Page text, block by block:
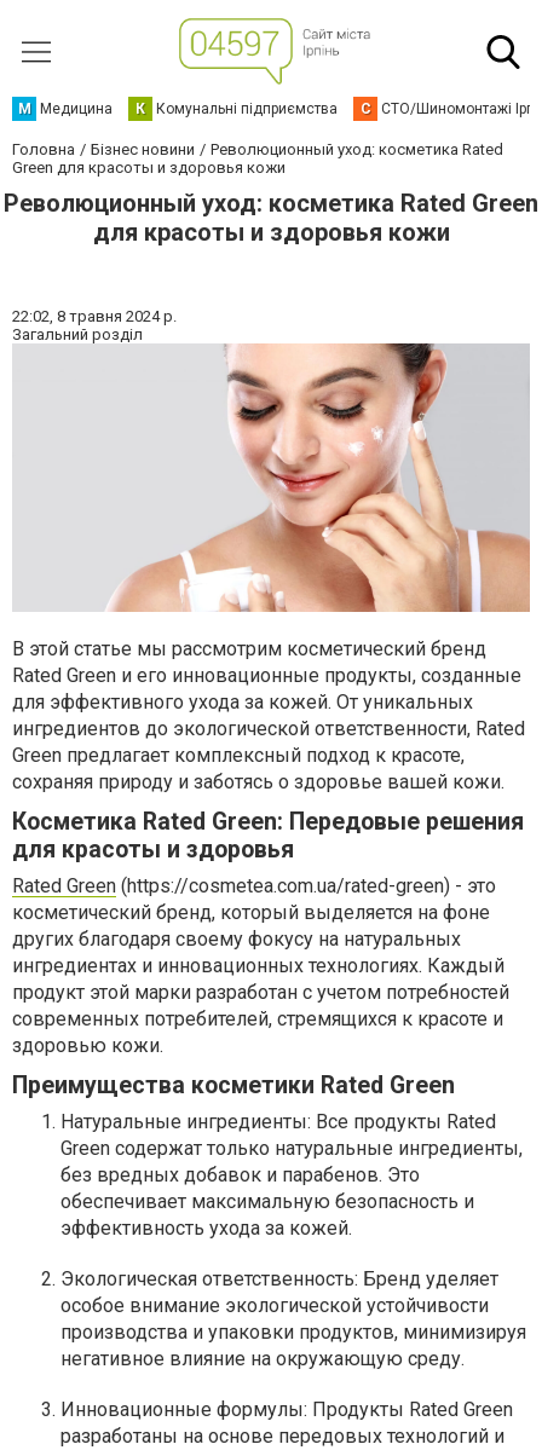
М Медицина К Комунальні підприємства С СТО/Шиномонтажі
Головна Бізнес новини
Революционный уход: косметика Rated
Green для красоты и здоровья кожи
Революционный уход: косметика Rated Green
для красоты и здоровья кожи
22:02, 8 травня 2024 р.
Загальний розділ
В этой статье мы рассмотрим косметический бренд
Rated Green и его инновационные продукты, созданные
для эффективного ухода за кожей. От уникальных
ингредиентов до экологической ответственности, Rated
Green предлагает комплексный подход к красоте,
сохраняя природу и заботясь о здоровье вашей кожи.
Косметика Rated Green: Передовые решения
для красоты и здоровья
Rated Green (https://cosmetea.com.ua/rated-green) - это
косметический бренд, который выделяется на фоне
других благодаря своему фокусу на натуральных
ингредиентах и инновационных технологиях. Каждый
продукт этой марки разработан с учетом потребностей
современных потребителей, стремящихся к красоте и
здоровью кожи.
Преимущества косметики Rated Green
Натуральные ингредиенты: Все продукты Rated
Green содержат только натуральные ингредиенты,
без вредных добавок и парабенов. Это
обеспечивает максимальную безопасность и
эффективность ухода за кожей.
Экологическая ответственность: Бренд уделяет
особое внимание экологической устойчивости
производства и упаковки продуктов, минимизируя
негативное влияние на окружающую среду.
Инновационные формулы: Продукты Rated Green
разработаны на основе передовых технологий и